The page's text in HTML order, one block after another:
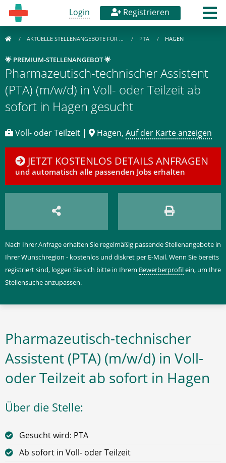
Login Registrieren
AKTUELLE STELLENANGEBOTE FÜR … PTA HAGEN
🌟 PREMIUM-STELLENANGEBOT 🌟
Pharmazeutisch-technischer Assistent
(PTA) (m/w/d) in Voll- oder Teilzeit ab
sofort in Hagen gesucht
Voll- oder Teilzeit | Hagen, Auf der Karte anzeigen
JETZT KOSTENLOS DETAILS ANFRAGEN
und automatisch alle passenden Jobs erhalten
Nach Ihrer Anfrage erhalten Sie regelmäßig passende Stellenangebote in
Ihrer Wunschregion - kostenlos und diskret per E-Mail. Wenn Sie bereits
registriert sind, loggen Sie sich bitte in Ihrem Bewerberprofilein, um Ihre
Stellensuche anzupassen.
Pharmazeutisch-technischer
Assistent (PTA) (m/w/d) in Voll-
oder Teilzeit ab sofort in Hagen
Über die Stelle:
Gesucht wird: PTA
Ab sofort in Voll- oder Teilzeit